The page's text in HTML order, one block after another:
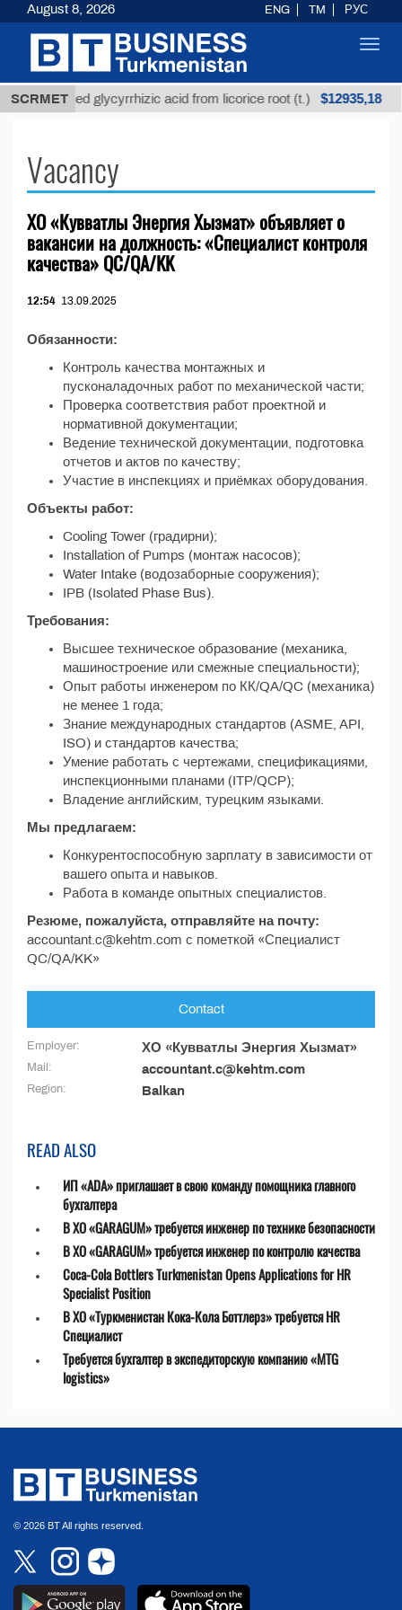
SCRMET
Unrefined glycyrrhizic acid from licorice root (t.) $12935,18
Vacancy
ХО «Кувватлы Энергия Хызмат» объявляет о
вакансии на должность: «Специалист контроля
качества» QC/QA/KK
12:54 13.09.2025
Обязанности:
Контроль качества монтажных и
пусконаладочных работ по механической части;
Проверка соответствия работ проектной и
нормативной документации;
Ведение технической документации, подготовка
отчетов и актов по качеству;
Участие в инспекциях и приёмках оборудования.
Объекты работ:
Cooling Tower (градирни);
Installation of Pumps (монтаж насосов);
Water Intake (водозаборные сооружения);
IPB (Isolated Phase Bus).
Требования:
Высшее техническое образование (механика,
машиностроение или смежные специальности);
Опыт работы инженером по КК/QA/QC (механика)
не менее 1 года;
Знание международных стандартов (ASME, API,
ISO) и стандартов качества;
Умение работать с чертежами, спецификациями,
инспекционными планами (ITP/QCP);
Владение английским, турецким языками.
Мы предлагаем:
Конкурентоспособную зарплату в зависимости от
вашего опыта и навыков.
Работа в команде опытных специалистов.
Резюме, пожалуйста, отправляйте на почту:
accountant.c@kehtm.com с пометкой «Специалист
QC/QA/KK»
Contact
Employer: ХО «Кувватлы Энергия Хызмат»
Mail: accountant.c@kehtm.com
Region: Balkan
READ ALSO
ИП «ADA» приглашает в свою команду помощника главного
бухгалтера
В ХО «GARAGUM» требуется инженер по технике безопасности
В ХО «GARAGUM» требуется инженер по контролю качества
Coca-Cola Bottlers Turkmenistan Opens Applications for HR
Specialist Position
В ХО «Туркменистан Кока-Кола Боттлерз» требуется HR
Специалист
Требуется бухгалтер в экспедиторскую компанию «MTG
logistics»
© 2026 BT All rights reserved.
August 8, 2026 ENG TM РУС